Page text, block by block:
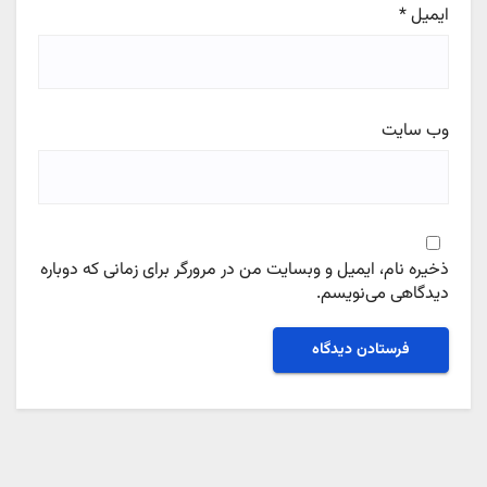
ایمیل*
وب‌ سایت
ذخیره نام، ایمیل و وبسایت من در مرورگر برای زمانی که دوباره
دیدگاهی می‌نویسم.